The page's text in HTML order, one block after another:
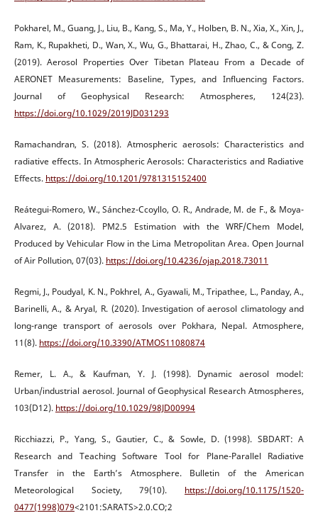
Pokharel, M., Guang, J., Liu, B., Kang, S., Ma, Y., Holben, B. N., Xia, X., Xin, J.,
Ram, K., Rupakheti, D., Wan, X., Wu, G., Bhattarai, H., Zhao, C., & Cong, Z.
(2019). Aerosol Properties Over Tibetan Plateau From a Decade of
AERONET Measurements: Baseline, Types, and Influencing Factors.
Journal of Geophysical Research: Atmospheres, 124(23).
https://doi.org/10.1029/2019JD031293
Ramachandran, S. (2018). Atmospheric aerosols: Characteristics and
radiative effects. In Atmospheric Aerosols: Characteristics and Radiative
Effects. https://doi.org/10.1201/9781315152400
Reátegui-Romero, W., Sánchez-Ccoyllo, O. R., Andrade, M. de F., & Moya-
Alvarez, A. (2018). PM2.5 Estimation with the WRF/Chem Model,
Produced by Vehicular Flow in the Lima Metropolitan Area. Open Journal
of Air Pollution, 07(03). https://doi.org/10.4236/ojap.2018.73011
Regmi, J., Poudyal, K. N., Pokhrel, A., Gyawali, M., Tripathee, L., Panday, A.,
Barinelli, A., & Aryal, R. (2020). Investigation of aerosol climatology and
long-range transport of aerosols over Pokhara, Nepal. Atmosphere,
11(8). https://doi.org/10.3390/ATMOS11080874
Remer, L. A., & Kaufman, Y. J. (1998). Dynamic aerosol model:
Urban/industrial aerosol. Journal of Geophysical Research Atmospheres,
103(D12). https://doi.org/10.1029/98JD00994
Ricchiazzi, P., Yang, S., Gautier, C., & Sowle, D. (1998). SBDART: A
Research and Teaching Software Tool for Plane-Parallel Radiative
Transfer in the Earth’s Atmosphere. Bulletin of the American
Meteorological Society, 79(10). https://doi.org/10.1175/1520-
0477(1998)079<2101:SARATS>2.0.CO;2